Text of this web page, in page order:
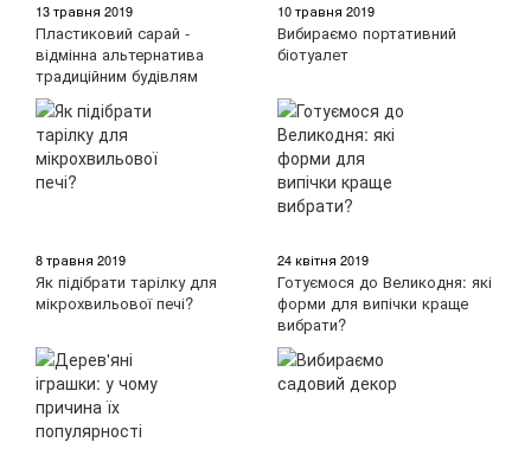
13 травня 2019
Пластиковий сарай -
відмінна альтернатива
традиційним будівлям
10 травня 2019
Вибираємо портативний
біотуалет
8 травня 2019
Як підібрати тарілку для
мікрохвильової печі?
24 квітня 2019
Готуємося до Великодня: які
форми для випічки краще
вибрати?